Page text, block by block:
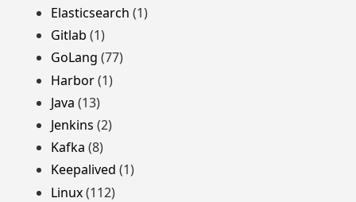
Elasticsearch (1)
Gitlab (1)
GoLang (77)
Harbor(1)
Java (13)
Jenkins (2)
Kafka (8)
Keepalived (1)
Linux(112)